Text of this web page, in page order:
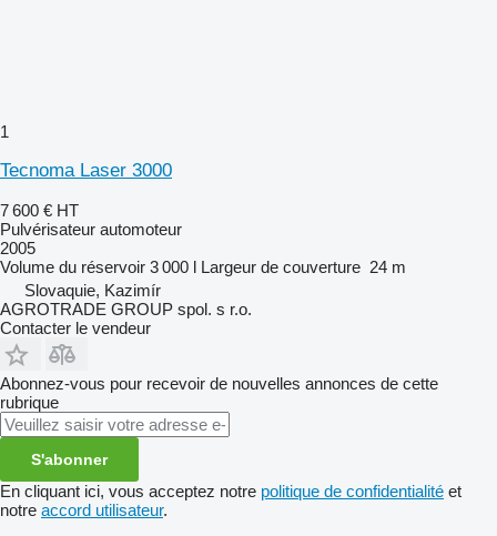
1
Tecnoma Laser 3000
7 600 € HT
Pulvérisateur automoteur
2005
Volume du réservoir 3 000 l Largeur de couverture 24 m
Slovaquie, Kazimír
AGROTRADE GROUP spol. s r.o.
Contacter le vendeur
Abonnez-vous pour recevoir de nouvelles annonces de cette
rubrique
S'abonner
En cliquant ici, vous acceptez notre politique de confidentialité et
notre accord utilisateur.